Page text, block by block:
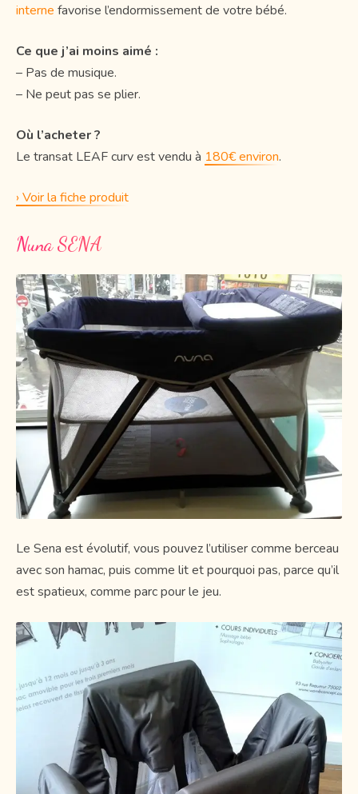
interne favorise l’endormissement de votre bébé.
Ce que j’ai moins aimé :
– Pas de musique.
– Ne peut pas se plier.
Où l’acheter ?
Le transat LEAF curv est vendu à 180€ environ.
› Voir la fiche produit
Nuna SENA
Le Sena est évolutif, vous pouvez l’utiliser comme berceau
avec son hamac, puis comme lit et pourquoi pas, parce qu’il
est spatieux, comme parc pour le jeu.